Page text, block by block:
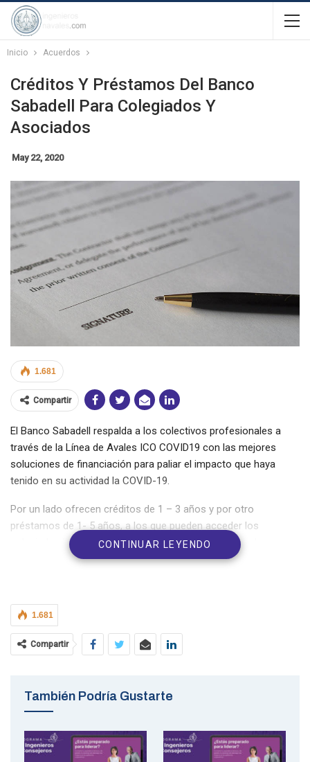
Inicio Acuerdos
Créditos Y Préstamos Del Banco
Sabadell Para Colegiados Y
Asociados
May 22, 2020
1.681
Compartir
El Banco Sabadell respalda a los colectivos profesionales a
través de la Línea de Avales ICO COVID19 con las mejores
soluciones de financiación para paliar el impacto que haya
tenido en su actividad la COVID-19.
Por un lado ofrecen créditos de 1 – 3 años y por otro
préstamos de 1- 5 años, a los que pueden acceder los
colegiados/asociados al amparo de las ya mencionadas
ayudas de la Línea de Avales ICO COVID19.
miembro del COIN/AINE, y su gestor habitual le explicará las
soluciones específicas que el banco está poniendo a su
disposición.
CONTINUAR LEYENDO
1.681
Compartir
También Podría Gustarte